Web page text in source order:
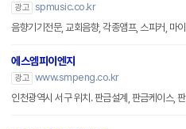
광고 spmusic.co.kr
음향기기전문, 교회음향, 각종앰프, 스피커, 마
에스엠피이엔지
광고 www.smpeng.co.kr
인천광역시 서구 위치. 판금설계, 판금케이스,